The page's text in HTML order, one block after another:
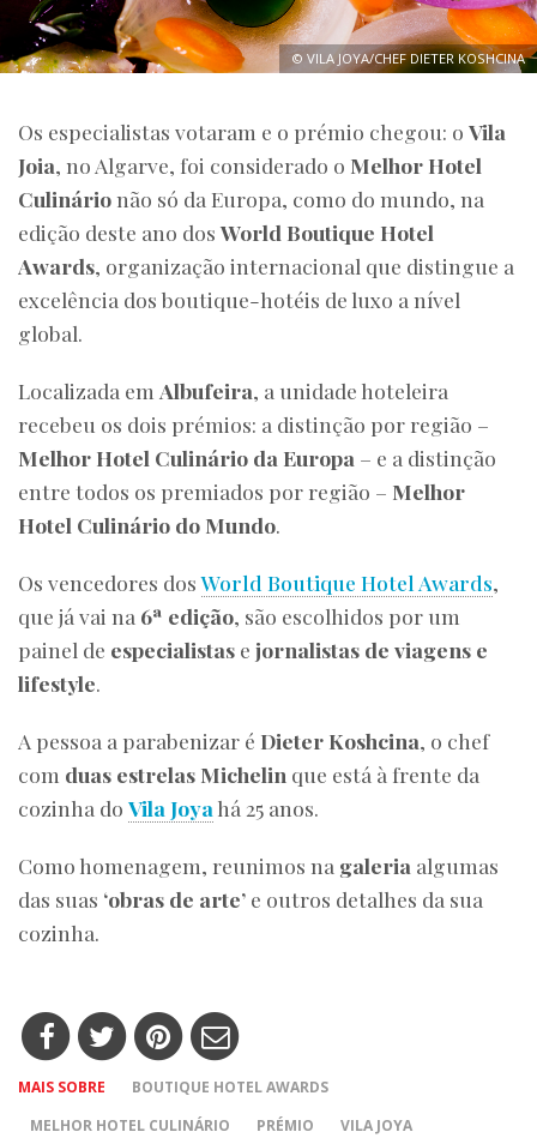
© VILA JOYA/CHEF DIETER KOSHCINA
Os especialistas votaram e o prémio chegou: o Vila
Joia, no Algarve, foi considerado o Melhor Hotel
Culinárionão só da Europa, como do mundo, na
edição deste ano dos World Boutique Hotel
Awards, organização internacional que distingue a
excelência dos boutique-hotéis de luxo a nível
global.
Localizada em Albufeira, a unidade hoteleira
recebeu os dois prémios: a distinção por região –
Melhor Hotel Culinário da Europa – e a distinção
entre todos os premiados por região – Melhor
Hotel Culinário do Mundo.
Os vencedores dosWorld Boutique Hotel Awards,
que já vai na 6ª edição, são escolhidos por um
painel de especialistas e jornalistas de viagens e
lifestyle.
A pessoa a parabenizar é Dieter Koshcina, o chef
com duas estrelas Michelin que está à frente da
cozinha do Vila Joya há 25 anos.
Como homenagem, reunimos na galeria algumas
das suas ‘obras de arte’ e outros detalhes da sua
cozinha.
MAIS SOBRE
BOUTIQUE HOTEL AWARDS
MELHOR HOTEL CULINÁRIO
PRÉMIO VILA JOYA